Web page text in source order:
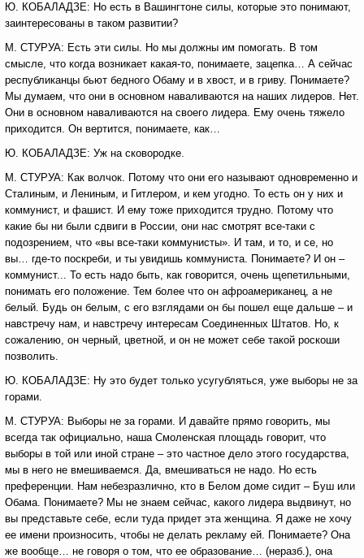
Ю. КОБАЛАДЗЕ: Но есть в Вашингтоне силы, которые это понимают,
заинтересованы в таком развитии?
М. СТУРУА: Есть эти силы. Но мы должны им помогать. В том
смысле, что когда возникает какая-то, понимаете, зацепка… А сейчас
республиканцы бьют бедного Обаму и в хвост, и в гриву. Понимаете?
Мы думаем, что они в основном наваливаются на наших лидеров. Нет.
Они в основном наваливаются на своего лидера. Ему очень тяжело
приходится. Он вертится, понимаете, как…
Ю. КОБАЛАДЗЕ: Уж на сковородке.
М. СТУРУА: Как волчок. Потому что они его называют одновременно и
Сталиным, и Лениным, и Гитлером, и кем угодно. То есть он у них и
коммунист, и фашист. И ему тоже приходится трудно. Потому что
какие бы ни были сдвиги в России, они нас смотрят все-таки с
подозрением, что «вы все-таки коммунисты». И там, и то, и се, но
вы… где-то поскреби, и ты увидишь коммуниста. Понимаете? И он –
коммунист... То есть надо быть, как говорится, очень щепетильными,
понимать его положение. Тем более что он афроамериканец, а не
белый. Будь он белым, с его взглядами он бы пошел еще дальше – и
навстречу нам, и навстречу интересам Соединенных Штатов. Но, к
сожалению, он черный, цветной, и он не может себе такой роскоши
позволить.
Ю. КОБАЛАДЗЕ: Ну это будет только усугубляться, уже выборы не за
горами.
М. СТУРУА: Выборы не за горами. И давайте прямо говорить, мы
всегда так официально, наша Смоленская площадь говорит, что
выборы в той или иной стране – это частное дело этого государства,
мы в него не вмешиваемся. Да, вмешиваться не надо. Но есть
преференции. Нам небезразлично, кто в Белом доме сидит – Буш или
Обама. Понимаете? Мы не знаем сейчас, какого лидера выдвинут, но
вы представьте себе, если туда придет эта женщина. Я даже не хочу
ее имени произносить, чтобы не делать рекламу ей. Понимаете? Она
же вообще… не говоря о том, что ее образование… (неразб.), она